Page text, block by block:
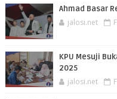
Ahmad Basar
jalosi.net
KPU Mesuji
2025
jalosi.net